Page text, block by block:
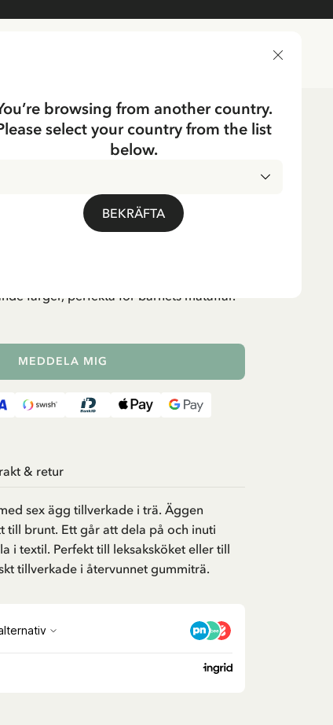
6-pack
färger, perfekta för barnets mataffär.
MEDDELA MIG
& retur
sex ägg tillverkade i trä. Äggen
till brunt. Ett går att dela på och inuti
i textil. Perfekt till leksaksköket eller till
tillverkade i återvunnet gummiträ.
browsing from another country.
select your country from the list
below.
BEKRÄFTA